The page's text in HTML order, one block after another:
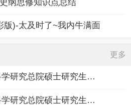
纲思修知识点总结
版)-太及时了~我内牛满面
更多
2021年中国建筑材料科学研究总院硕士研究生复试名单第三批
2021年中国建筑材料科学研究总院硕士研究生复试名单第一批